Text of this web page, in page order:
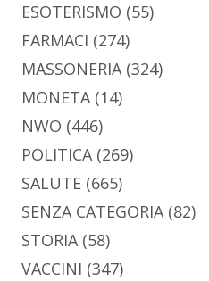
ESOTERISMO (55)
FARMACI (274)
MASSONERIA(324)
MONETA(14)
NWO (446)
POLITICA(269)
SALUTE (665)
SENZA CATEGORIA(82)
STORIA(58)
VACCINI (347)